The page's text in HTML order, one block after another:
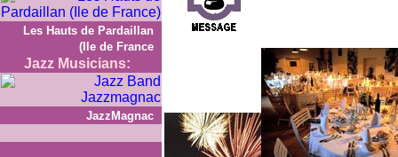
Les Hauts de Pardaillan
(Ile de France
Jazz Musicians:
JazzMagnac